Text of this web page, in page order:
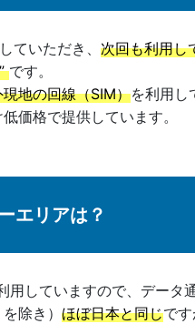
ていただき、 次回も利用し
です。
現地の回線（SIM）を利用し
価格で提供しています。
エリアは？
用していますので、データ
除き） ほぼ日本と同じで